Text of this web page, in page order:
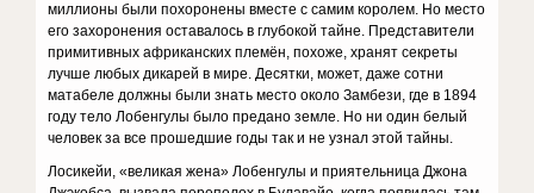
миллионы были похоронены вместе с са­мим королем. Но место
его захоронения оставалось в глубокой тайне. Представители
примитивных африкан­ских племён, похоже, хранят секреты
лучше любых дикарей в мире. Десятки, может, даже сотни
матабеле должны были знать место около Замбези, где в 1894
го­ду тело Лобенгулы было предано земле. Но ни один белый
человек за все прошедшие годы так и не узнал этой тайны.
Лосикейи, «великая жена» Лобенгулы и приятель­ница Джона